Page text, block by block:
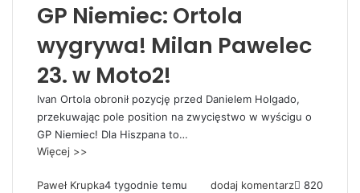
GP Niemiec: Ortola
wygrywa! Milan Pawelec
23. w Moto2!
Ivan Ortola obronił pozycję przed Danielem Holgado,
przekuwając pole position na zwycięstwo w wyścigu o
GP Niemiec! Dla Hiszpana to…
Więcej >>
Paweł Krupka4 tygodnie temu dodaj komentarz 820